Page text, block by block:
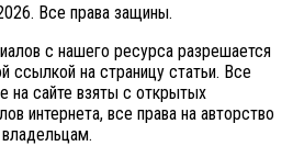
Все права защины.
с нашего ресурса разрешается
ссылкой на страницу статьи. Все
на сайте взяты с открытых
интернета, все права на авторство